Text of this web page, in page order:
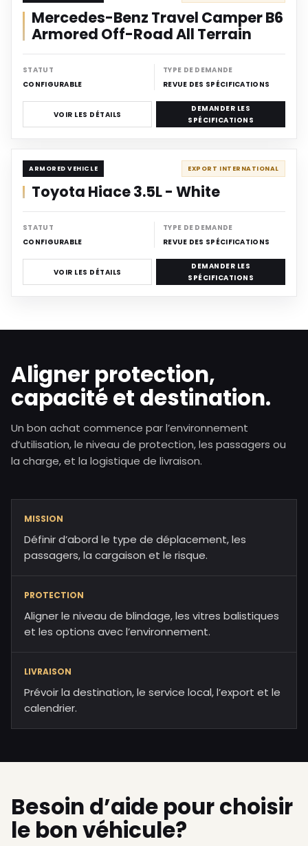
Mercedes-Benz Travel Camper B6
Armored Off-Road All Terrain
STATUT
CONFIGURABLE
TYPE DE DEMANDE
REVUE DES SPÉCIFICATIONS
VOIR LES DÉTAILS
DEMANDER LES
SPÉCIFICATIONS
ARMORED
ARMORED VEHICLE EXPORT INTERNATIONAL
Toyota Hiace 3.5L - White
STATUT
CONFIGURABLE
TYPE DE DEMANDE
REVUE DES SPÉCIFICATIONS
VOIR LES DÉTAILS
DEMANDER LES
SPÉCIFICATIONS
Aligner protection,
capacité et destination.
Un bon achat commence par l’environnement
d’utilisation, le niveau de protection, les passagers ou
la charge, et la logistique de livraison.
MISSION
Définir d’abord le type de déplacement, les
passagers, la cargaison et le risque.
PROTECTION
Aligner le niveau de blindage, les vitres balistiques
et les options avec l’environnement.
LIVRAISON
Prévoir la destination, le service local, l’export et le
calendrier.
Besoin d’aide pour choisir
le bon véhicule?